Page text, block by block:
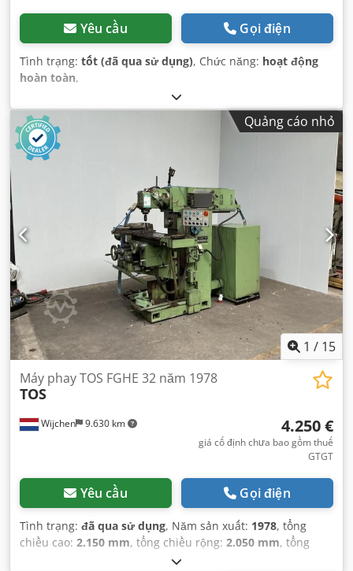
Yêu cầu Gọi điện
Tình trạng: tốt (đã qua sử dụng), Chức năng: hoạt động
hoàn toàn,
Quảng cáo nhỏ
1 / 15
Wijchen 9.630 km
Máy phay TOS FGHE 32 năm 1978
TOS
4.250 €
giá cố định chưa bao gồm thuế
GTGT
Yêu cầu Gọi điện
Tình trạng: đã qua sử dụng, Năm sản xuất: 1978, tổng
chiều cao: 2.150 mm, tổng chiều rộng: 2.050 mm, tổng